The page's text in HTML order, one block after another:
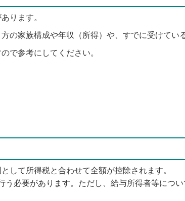
ります。
の家族構成や年収（所得）や、すでに受けてい
で参考にしてください。
して所得税と合わせて全額が控除されます。
必要があります。ただし、給与所得者等につ